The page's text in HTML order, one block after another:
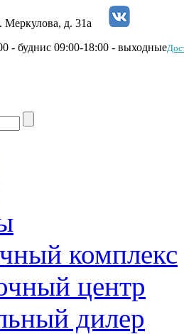
Меркулова, д. 31а
- буднис 09:00-18:00 - выходные
комплекс
центр
дилер